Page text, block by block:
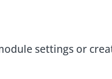
settings or